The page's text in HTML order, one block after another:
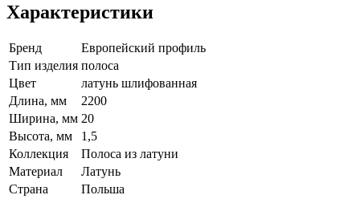
Характеристики
Бренд
Европейский профиль
Тип изделия полоса
Цвет
латунь шлифованная
Длина, мм
2200
Ширина, мм 20
Высота, мм
1,5
Коллекция
Полоса из латуни
Материал
Латунь
Страна
Польша